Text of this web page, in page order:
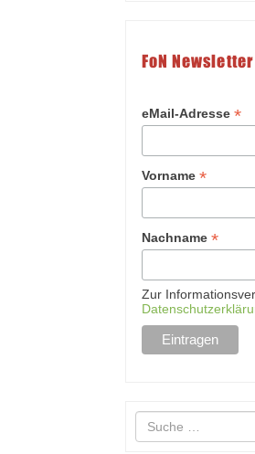
FoN
eMail-Adresse *
Vorname *
Nachname *
Zur
nach